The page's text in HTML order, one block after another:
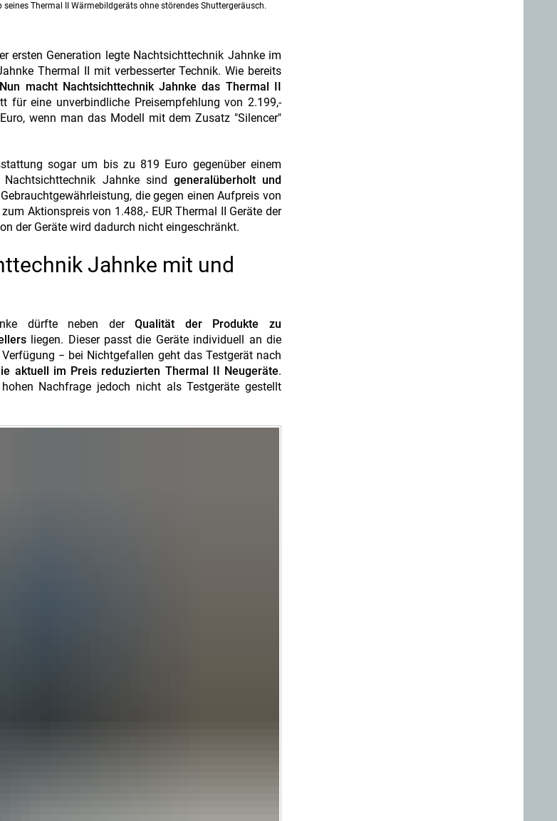
Thermal II Wärmebildgeräts ohne störendes Shuttergeräusch.
ersten Generation legte Nachtsichttechnik Jahnke im
Thermal II mit verbesserter Technik. Wie bereits
Nun macht Nachtsichttechnik Jahnke das Thermal II
für eine unverbindliche Preisempfehlung von 2.199,-
wenn man das Modell mit dem Zusatz "Silencer"
sogar um bis zu 819 Euro gegenüber einem
Jahnke sind generalüberholt und
die gegen einen Aufpreis von
Aktionspreis von 1.488,- EUR Thermal II Geräte der
der Geräte wird dadurch nicht eingeschränkt.
Jahnke mit und
dürfte neben derQualität der Produkte zu
liegen. Dieser passt die Geräte individuell an die
− bei Nichtgefallen geht das Testgerät nach
aktuell im Preis reduzierten Thermal II Neugeräte.
Nachfrage jedoch nicht als Testgeräte gestellt